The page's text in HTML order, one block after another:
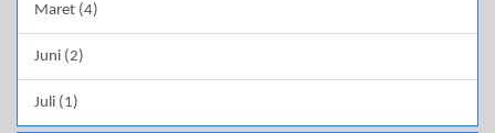
Maret (4)
Juni (2)
Juli (1)